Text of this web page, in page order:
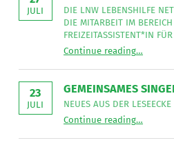
JULI
DIE LNW LEBENSHILFE
DIE MITARBEIT IM
FREIZEITASSISTENT*IN
Continue readingDie
Lebenshilfe
GmbH
für
die
Mitarbeit
im
…
23
JULI
GEMEINSAMES
NEUES AUS DER LESEECKE
Continue readingNeues
der
…